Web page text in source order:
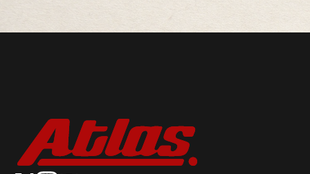
も通り連結まで分解してO/Hを行います。今回マフラー
程度も良かったのでリペイントは行いませんでした！タ
ックロールとテールレンズはお客様に自前で用意して頂
いた物を取り付けさせて頂きました。Ｈ様お待たせ致し